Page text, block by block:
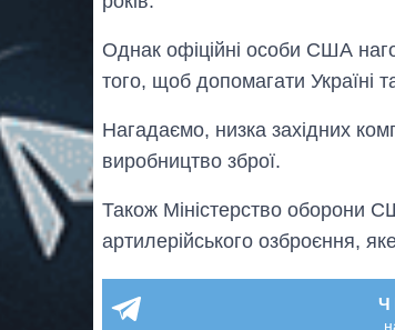
Однак офіційні особи США
того, щоб допомагати Україні
Нагадаємо, низка західних
виробництво зброї.
Також Міністерство оборони
артилерійського озброєння,